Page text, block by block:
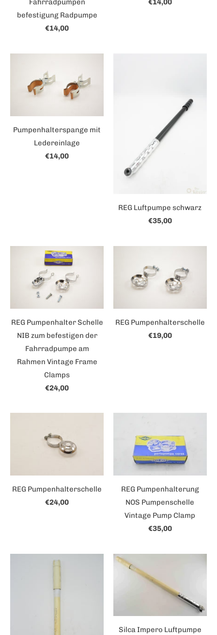
Fahrradpumpen
befestigung Radpumpe
€14,00
€14,00
Pumpenhalterspange mit
Ledereinlage
€14,00
REG Luftpumpe schwarz
€35,00
REG Pumpenhalter Schelle
NIB zum befestigen der
Fahrradpumpe am
Rahmen Vintage Frame
Clamps
€24,00
REG Pumpenhalterschelle
€19,00
REG Pumpenhalterschelle
€24,00
REG Pumpenhalterung
NOS Pumpenschelle
Vintage Pump Clamp
€35,00
Silca Impero Luftpumpe